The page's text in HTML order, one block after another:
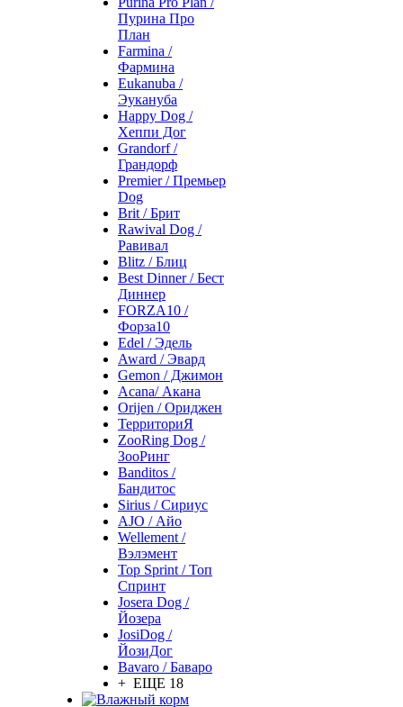
Пурина Про
План
Farmina /
Фармина
Eukanuba /
Эукануба
Happy Dog /
Хеппи Дог
Grandorf /
Грандорф
Premier / Премьер
Dog
Brit / Брит
Rawival Dog /
Равивал
Blitz / Блиц
Best Dinner / Бест
Диннер
FORZA10 /
Форза10
Edel / Эдель
Award / Эвард
Gemon / Джимон
Acana/ Акана
Orijen / Ориджен
ТерриториЯ
ZooRing Dog /
ЗооРинг
Banditos /
Бандитос
Sirius / Сириус
AJO / Айо
Wellement /
Вэлэмент
Top Sprint / Топ
Спринт
Josera Dog /
Йозера
JosiDog /
ЙозиДог
Bavaro / Баваро
+ ЕЩЕ 18